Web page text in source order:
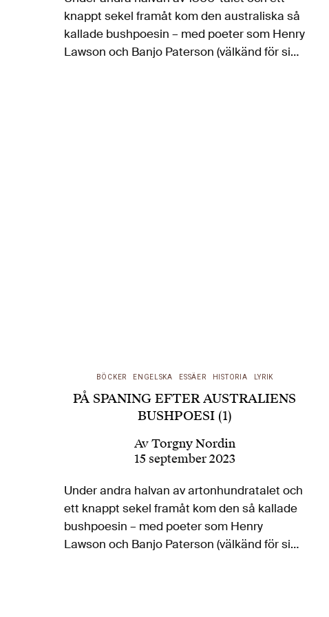
knappt sekel framåt kom den australiska så
kallade bushpoesin – med poeter som Henry
Lawson och Banjo Paterson (välkänd för sin
BÖCKER ENGELSKA ESSÄER HISTORIA LYRIK
PÅ SPANING EFTER AUSTRALIENS
BUSHPOESI (1)
AvTorgny Nordin
15 september 2023
Under andra halvan av artonhundratalet och
ett knappt sekel framåt kom den så kallade
bushpoesin – med poeter som Henry
Lawson och Banjo Paterson (välkänd för sin